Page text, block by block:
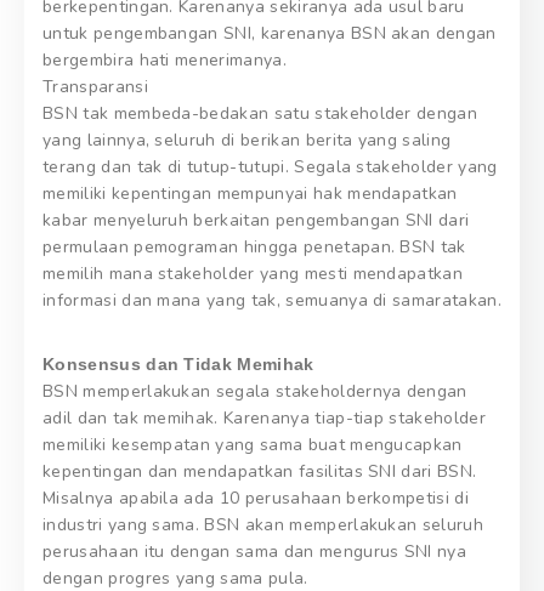
berkepentingan. Karenanya sekiranya ada usul baru
untuk pengembangan SNI, karenanya BSN akan dengan
bergembira hati menerimanya.
Transparansi
BSN tak membeda-bedakan satu stakeholder dengan
yang lainnya, seluruh di berikan berita yang saling
terang dan tak di tutup-tutupi. Segala stakeholder yang
memiliki kepentingan mempunyai hak mendapatkan
kabar menyeluruh berkaitan pengembangan SNI dari
permulaan pemograman hingga penetapan. BSN tak
memilih mana stakeholder yang mesti mendapatkan
informasi dan mana yang tak, semuanya di samaratakan.
Konsensus dan Tidak Memihak
BSN memperlakukan segala stakeholdernya dengan
adil dan tak memihak. Karenanya tiap-tiap stakeholder
memiliki kesempatan yang sama buat mengucapkan
kepentingan dan mendapatkan fasilitas SNI dari BSN.
Misalnya apabila ada 10 perusahaan berkompetisi di
industri yang sama. BSN akan memperlakukan seluruh
perusahaan itu dengan sama dan mengurus SNI nya
dengan progres yang sama pula.